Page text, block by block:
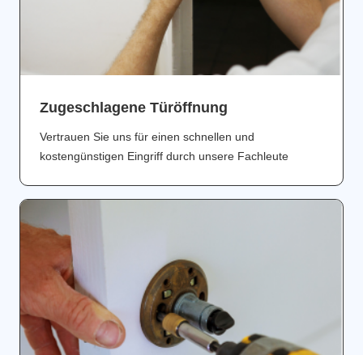
Zugeschlagene Türöffnung
Vertrauen Sie uns für einen schnellen und
kostengünstigen Eingriff durch unsere Fachleute